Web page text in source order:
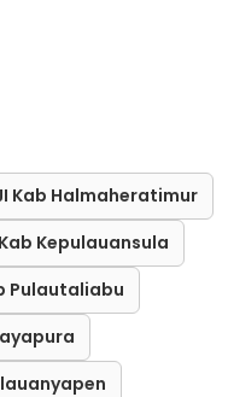
Kab Halmaheratimur
Kepulauansula
Pulautaliabu